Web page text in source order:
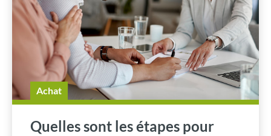
Achat
Quelles sont les étapes pour